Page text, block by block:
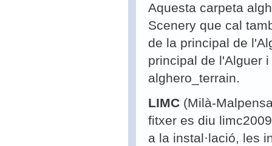
Aquesta carpeta
Scenery que cal
de la principal de
principal de l'Alguer
alghero_terrain.
LIMC (Milà-
fitxer es diu
a la instal·lació, les